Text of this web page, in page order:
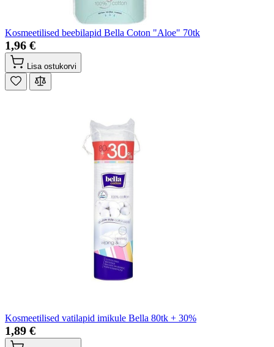
Kosmeetilised beebilapid Bella Coton "Aloe" 70tk
1,96 €
Lisa ostukorvi
Kosmeetilised vatilapid imikule Bella 80tk + 30%
1,89 €